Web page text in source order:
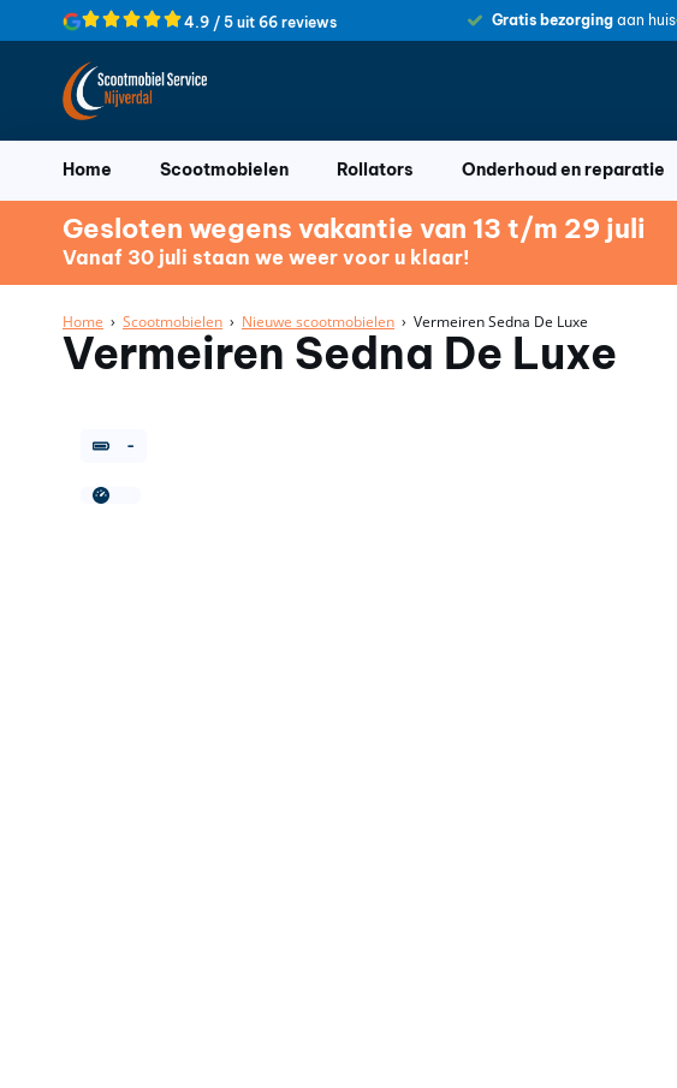
4.9 / 5 uit 66 reviews Gratis bezorgingaan huis
Home Scootmobielen Rollators Onderhoud en reparatie
Gesloten wegens vakantie van 13 t/m 29 juli
Vanaf 30 juli staan we weer voor u klaar!
Home › Scootmobielen › Nieuwe scootmobielen › Vermeiren Sedna De Luxe
Vermeiren Sedna De Luxe
-